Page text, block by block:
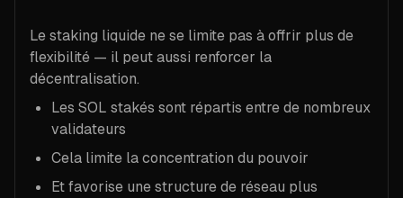
Le staking liquide ne se limite pas à offrir plus de
flexibilité — il peut aussi renforcer la
décentralisation.
Les SOL stakés sont répartis entre de nombreux
validateurs
Cela limite la concentration du pouvoir
Et favorise une structure de réseau plus